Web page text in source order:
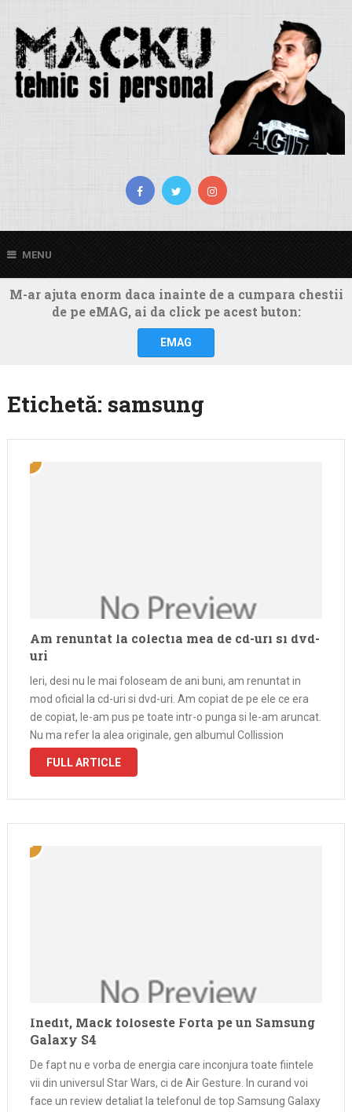
MENU
M-ar ajuta enorm daca inainte de a cumpara chestii
de pe eMAG, ai da click pe acest buton:
EMAG
Etichetă: samsung
Am renuntat la colectia mea de cd-uri si dvd-
uri
Ieri, desi nu le mai foloseam de ani buni, am renuntat in
mod oficial la cd-uri si dvd-uri. Am copiat de pe ele ce era
de copiat, le-am pus pe toate intr-o punga si le-am aruncat.
Nu ma refer la alea originale, gen albumul Collission
Course …
FULL ARTICLE
Inedit, Mack foloseste Forta pe un Samsung
Galaxy S4
De fapt nu e vorba de energia care inconjura toate fiintele
vii din universul Star Wars, ci de Air Gesture. In curand voi
face un review detaliat la telefonul de top Samsung Galaxy